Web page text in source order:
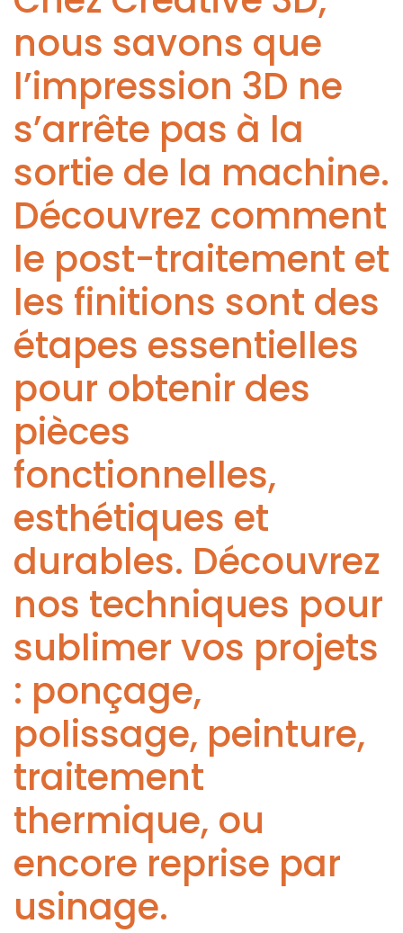
nous savons que
l’impression 3D ne
s’arrête pas à la
sortie de la machine.
Découvrez comment
le post-traitement et
les finitions sont des
étapes essentielles
pour obtenir des
pièces
fonctionnelles,
esthétiques et
durables. Découvrez
nos techniques pour
sublimer vos projets
: ponçage,
polissage, peinture,
traitement
thermique, ou
encore reprise par
usinage.